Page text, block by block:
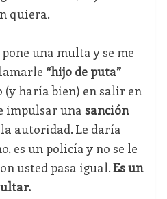
quiera.
una multa y se me
“hijo de puta”
haría bien) en salir en
impulsar una sanción
autoridad. Le daría
es un policía y no se le
usted pasa igual.Es un